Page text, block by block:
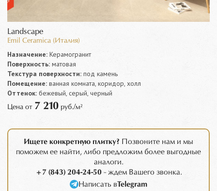
Landscape
Emil Ceramica (Италия)
Назначение: Керамогранит
Поверхность: матовая
Текстура поверхности: под камень
Помещение: ванная комната, коридор, холл
Оттенок: бежевый, серый, черный
Цена от 7 210 руб./м²
Ищете конкретную плитку? Позвоните нам и мы
поможем ее найти, либо предложим более выгодные
аналоги.
+7 (843) 204-24-50- ждем Вашего звонка.
Написать вTelegram